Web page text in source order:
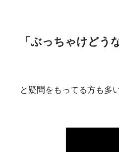
「ぶっちゃけどう
と疑問をもってる方も多